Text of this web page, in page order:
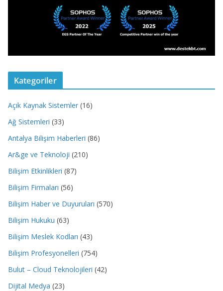
Kategoriler
Açık Kaynak Sistemler (16)
Ağ Sistemleri (33)
Antalya Bilişim Haberleri (86)
Ar&ge ve Teknoloji (210)
Bilişim Etkinlikleri (87)
Bilişim Firmaları (56)
Bilişim Haber ve Duyuruları (570)
Bilişim Hukuku (63)
Bilişim Meslek Kodları (43)
Bilişim Profesyonelleri (754)
Bulut – Cloud Teknolojileri (42)
Dijital Medya (23)